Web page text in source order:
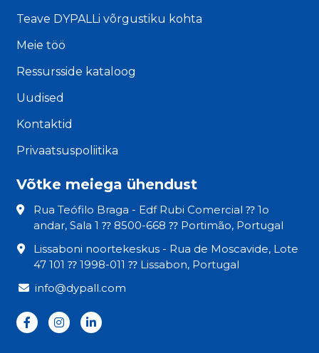
Teave DYPALLi võrgustiku kohta
Meie töö
Ressursside kataloog
Uudised
Kontaktid
Privaatsuspoliitika
Võtke meiega ühendust
Rua Teófilo Braga - Edf Rubi Comercial ⁇ 1o
andar, Sala 1 ⁇ 8500-668 ⁇ Portimão, Portugal
Lissaboni noortekeskus - Rua de Moscavide, Lote
47 101 ⁇ 1998-011 ⁇ Lissabon, Portugal
info@dypall.com